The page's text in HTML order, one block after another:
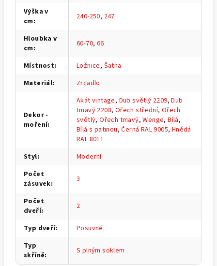
Výška v
cm: 240-250, 247
Hloubka v
cm: 60-70, 66
Místnost: Ložnice, Šatna
Materiál: Zrcadlo
Dekor -
moření:
Akát vintage, Dub světlý 2209,Dub
tmavý 2208, Ořech střední, Ořech
světlý,Ořech tmavý,Wenge,Bílá,
Bílá s patinou,Černá RAL 9005, Hnědá
RAL 8011
Styl:
Moderní
Počet
zásuvek: 3
Počet
dveří: 2
Typ dveří:
Posuvné
Typ
skříně: S plným soklem